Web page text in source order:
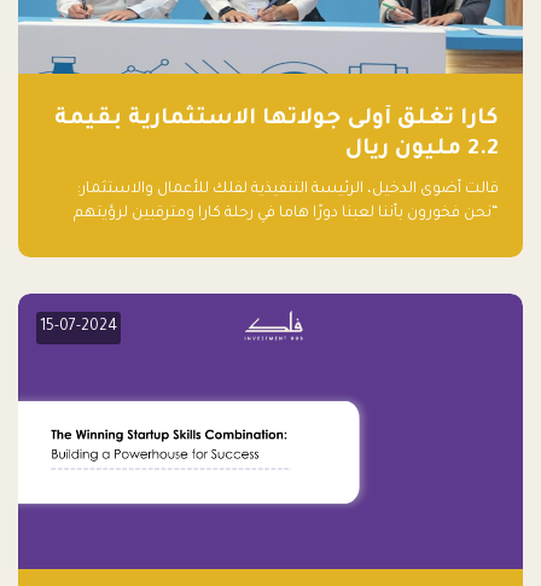
كارا تغلق أولى جولاتها الاستثمارية بقيمة
2.2 مليون ريال
قالت أضوى الدخيل، الرئيسة التنفيذية لفلك للأعمال والاستثمار:
“نحن فخورون بأننا لعبنا دورًا هاما في رحلة كارا ومترقبين لرؤيتهم
جيدًا لكوكبنا فحسب، بل إنه جيد أيضًا للأعمال”.
15-07-2024